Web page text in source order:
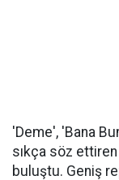
'Deme', 'Bana
sıkça söz
buluştu. Geniş